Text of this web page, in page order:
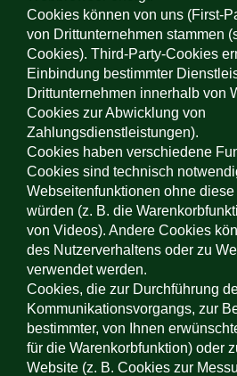
Cookies können von uns (First-
von Drittunternehmen stammen
Cookies). Third-Party-Cookies
Einbindung bestimmter
Drittunternehmen innerhalb von
Cookies zur Abwicklung von
Zahlungsdienstleistungen).
Cookies haben verschiedene
Cookies sind technisch
Webseitenfunktionen ohne
würden (z. B. die
von Videos). Andere Cookies
des Nutzerverhaltens oder zu
verwendet werden.
Cookies, die zur Durchführung
Kommunikationsvorgangs, zur
bestimmter, von Ihnen
für die Warenkorbfunktion) oder
Website (z. B. Cookies zur